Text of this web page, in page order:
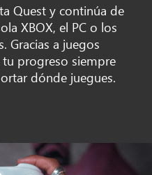
Quest y continúa de
XBOX, el PC o los
Gracias a juegos
progreso siempre
dónde juegues.